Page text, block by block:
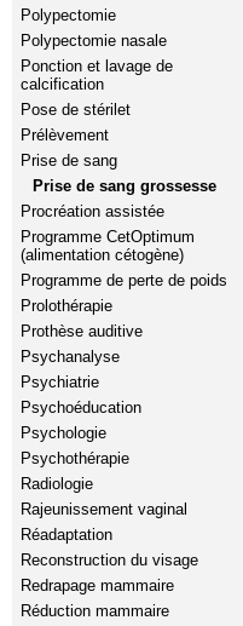
Polypectomie
Polypectomie nasale
Ponction et lavage de
calcification
Pose de stérilet
Prélèvement
Prise de sang
Prise de sang grossesse
Procréation assistée
Programme CetOptimum
(alimentation cétogène)
Programme de perte de poids
Prolothérapie
Prothèse auditive
Psychanalyse
Psychiatrie
Psychoéducation
Psychologie
Psychothérapie
Radiologie
Rajeunissement vaginal
Réadaptation
Reconstruction du visage
Redrapage mammaire
Réduction mammaire